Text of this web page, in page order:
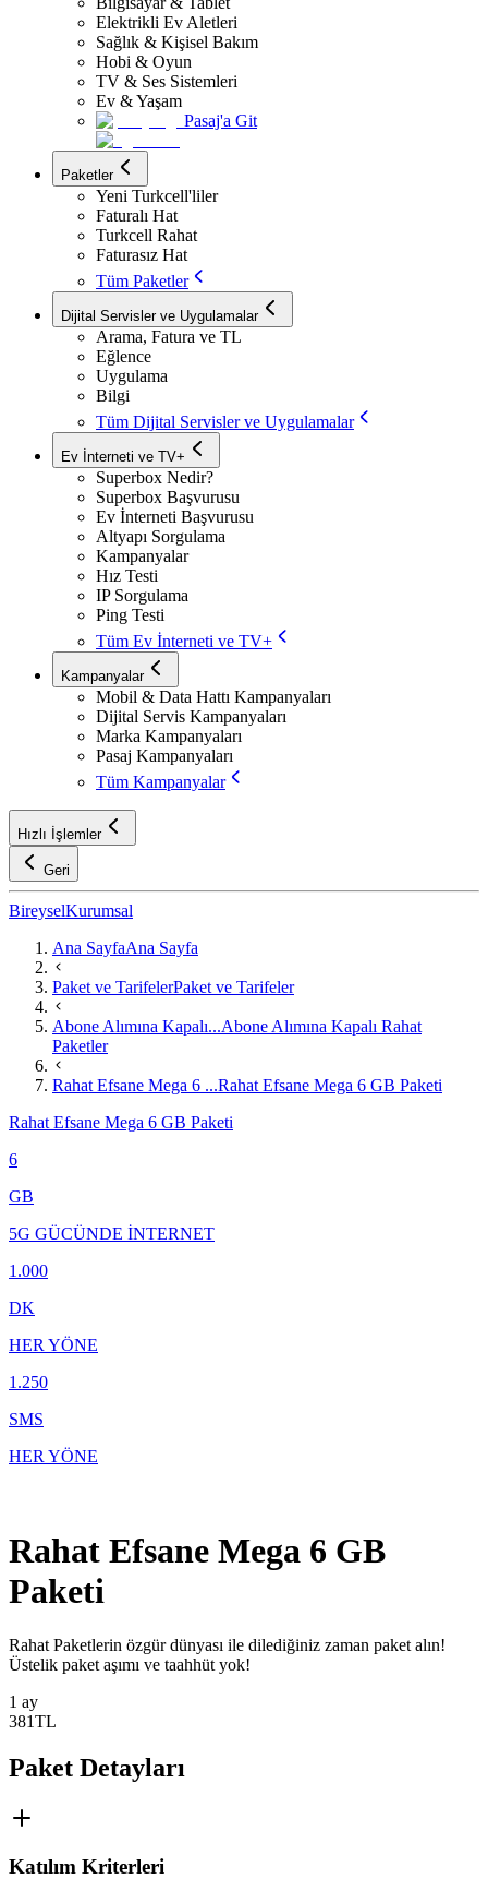
Elektrikli Ev Aletleri
Sağlık & Kişisel Bakım
Hobi & Oyun
TV & Ses Sistemleri
Ev & Yaşam
Pasaj'a Git
Paketler
Yeni Turkcell'liler
Faturalı Hat
Turkcell Rahat
Faturasız Hat
Tüm Paketler
Dijital Servisler ve Uygulamalar
Arama, Fatura ve TL
Eğlence
Uygulama
Bilgi
Tüm Dijital Servisler ve Uygulamalar
Ev İnterneti ve TV+
Superbox Nedir?
Superbox Başvurusu
Ev İnterneti Başvurusu
Altyapı Sorgulama
Kampanyalar
Hız Testi
IP Sorgulama
Ping Testi
Tüm Ev İnterneti ve TV+
Kampanyalar
Mobil & Data Hattı Kampanyaları
Dijital Servis Kampanyaları
Marka Kampanyaları
Pasaj Kampanyaları
Tüm Kampanyalar
Hızlı İşlemler
Geri
BireyselKurumsal
Ana SayfaAna Sayfa
Paket ve TarifelerPaket ve Tarifeler
Abone Alımına Kapalı...Abone Alımına Kapalı Rahat
Paketler
Rahat Efsane Mega 6 ...Rahat Efsane Mega 6 GB Paketi
Rahat Efsane Mega 6 GB Paketi
6
GB
5G GÜCÜNDE İNTERNET
1.000
DK
HER YÖNE
1.250
SMS
HER YÖNE
Rahat Efsane Mega 6 GB
Paketi
​​​​​​​​​Rahat Paketlerin özgür dünyası ile dilediğiniz zaman paket alın!
Üstelik paket aşımı ve taahhüt yok!
1 ay
381TL
Paket Detayları
Katılım Kriterleri